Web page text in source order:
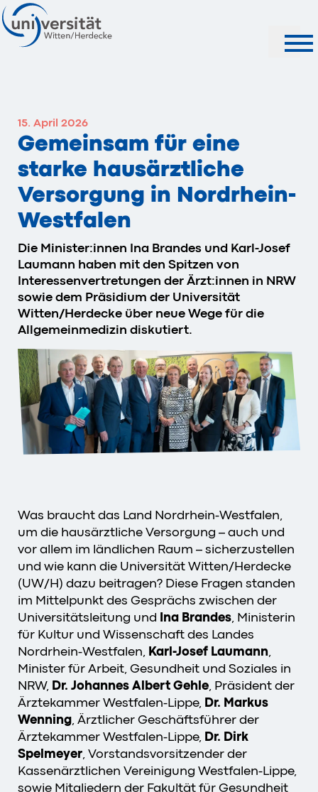
15. April 2026
Gemeinsam für eine
starke hausärztliche
Versorgung in Nordrhein-
Westfalen
Die Minister:innen Ina Brandes und Karl-Josef
Laumann haben mit den Spitzen von
Interessenvertretungen der Ärzt:innen in NRW
sowie dem Präsidium der Universität
Witten/Herdecke über neue Wege für die
Allgemeinmedizin diskutiert.
Was braucht das Land Nordrhein-Westfalen,
um die hausärztliche Versorgung – auch und
vor allem im ländlichen Raum – sicherzustellen
und wie kann die Universität Witten/Herdecke
(UW/H) dazu beitragen? Diese Fragen standen
im Mittelpunkt des Gesprächs zwischen der
Universitätsleitung und Ina Brandes , Ministerin
für Kultur und Wissenschaft des Landes
Nordrhein-Westfalen, Karl-Josef Laumann
Minister für Arbeit, Gesundheit und Soziales in
NRW, Dr. Johannes Albert Gehle , Präsident der
Ärztekammer Westfalen-Lippe, Dr. Markus
Wenning , Ärztlicher Geschäftsführer der
Ärztekammer Westfalen-Lippe, Dr. Dirk
Spelmeyer , Vorstandsvorsitzender der
Kassenärztlichen Vereinigung Westfalen-Lippe,
sowie Mitgliedern der Fakultät für Gesundheit